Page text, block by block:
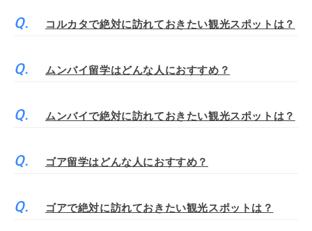
コルカタで絶対に訪れておきたい観光スポットは？
ムンバイ留学はどんな人におすすめ？
ムンバイで絶対に訪れておきたい観光スポットは？
ゴア留学はどんな人におすすめ？
ゴアで絶対に訪れておきたい観光スポットは？